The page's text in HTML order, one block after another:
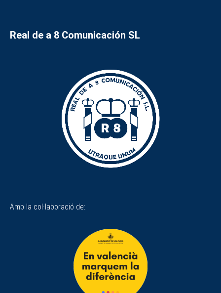
Real de a 8 Comunicación SL
Amb la col·laboració de: